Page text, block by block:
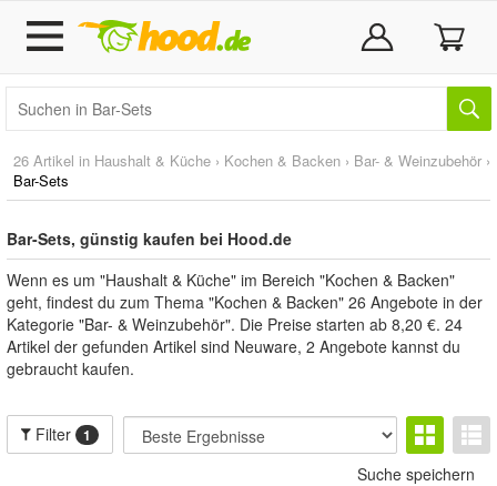
26 Artikel in Haushalt & Küche › Kochen & Backen › Bar- & Weinzubehör ›
Bar-Sets
Bar-Sets, günstig kaufen bei Hood.de
Wenn es um "Haushalt & Küche" im Bereich "Kochen & Backen"
geht, findest du zum Thema "Kochen & Backen" 26 Angebote in der
Kategorie "Bar- & Weinzubehör". Die Preise starten ab 8,20 €. 24
Artikel der gefunden Artikel sind Neuware, 2 Angebote kannst du
gebraucht kaufen.
Filter 1
Suche speichern